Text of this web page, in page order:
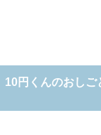
10円くんのおしご